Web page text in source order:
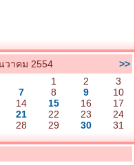
วาคม 2554
>>
1
2
3
7 8 9
10
14 15 16
17
21 22 23
24
28 29 30 31